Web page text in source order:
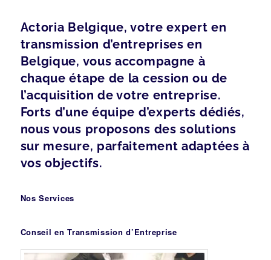
Actoria Belgique, votre expert en
transmission d’entreprises en
Belgique, vous accompagne à
chaque étape de la cession ou de
l’acquisition de votre entreprise.
Forts d’une équipe d’experts dédiés,
nous vous proposons des solutions
sur mesure, parfaitement adaptées à
vos objectifs.
Nos Services
Conseil en Transmission d’Entreprise